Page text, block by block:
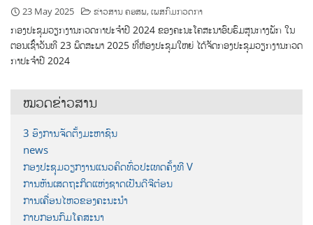
23 May 2025 ຂ່າວສານ ຄອສພ,ເພສກົມກວດກາ
ກອງປະຊຸມວຽກງານກວດກາປະຈຳປີ 2024 ຂອງຄະນະໂຄສະນາອົບຮົມສູນກາງພັກ ໃນ
ຕອນເຊົ່້າວັນທີ 23 ພຶດສະພາ 2025 ທີ່ຫ້ອງປະຊຸມໃຫຍ່ ໄດ້ຈັດກອງປະຊຸມວຽກງານກວດ
ກາປະຈຳປີ 2024
ໝວດຂ່າວສານ
3 ອົງການຈັດຕັ້ງມະຫາຊົນ
news
ກອງປະຊຸມວຽກງານແນວຄິດທົ່ວປະເທດຄັ້ງທີ V
ການຫັນເສດຖະກິດແຫ່ງຊາດເປັນດີຈີຕ໋ອນ
ການເຄື່ອນໄຫວຂອງຄະນະນຳ
ກາບກອນກົມໂຄສະນາ